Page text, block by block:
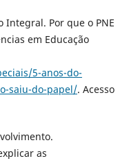
Integral. Por que o PNE
em Educação
5-anos-do-
saiu-do-papel/. Acesso
as